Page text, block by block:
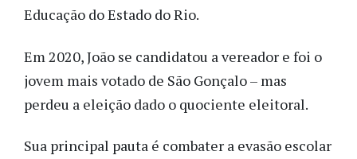
Educação do Estado do Rio.
Em 2020, João se candidatou a vereador e foi o
jovem mais votado de São Gonçalo – mas
perdeu a eleição dado o quociente eleitoral.
Sua principal pauta é combater a evasão escolar